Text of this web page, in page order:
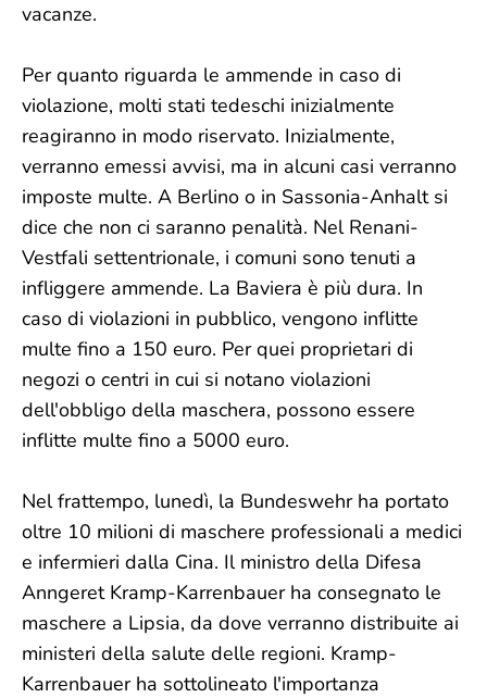
vacanze.
Per quanto riguarda le ammende in caso di
violazione, molti stati tedeschi inizialmente
reagiranno in modo riservato. Inizialmente,
verranno emessi avvisi, ma in alcuni casi verranno
imposte multe. A Berlino o in Sassonia-Anhalt si
dice che non ci saranno penalità. Nel Renani-
Vestfali settentrionale, i comuni sono tenuti a
infliggere ammende. La Baviera è più dura. In
caso di violazioni in pubblico, vengono inflitte
multe fino a 150 euro. Per quei proprietari di
negozi o centri in cui si notano violazioni
dell'obbligo della maschera, possono essere
inflitte multe fino a 5000 euro.
Nel frattempo, lunedì, la Bundeswehr ha portato
oltre 10 milioni di maschere professionali a medici
e infermieri dalla Cina. Il ministro della Difesa
Anngeret Kramp-Karrenbauer ha consegnato le
maschere a Lipsia, da dove verranno distribuite ai
ministeri della salute delle regioni. Kramp-
Karrenbauer ha sottolineato l'importanza